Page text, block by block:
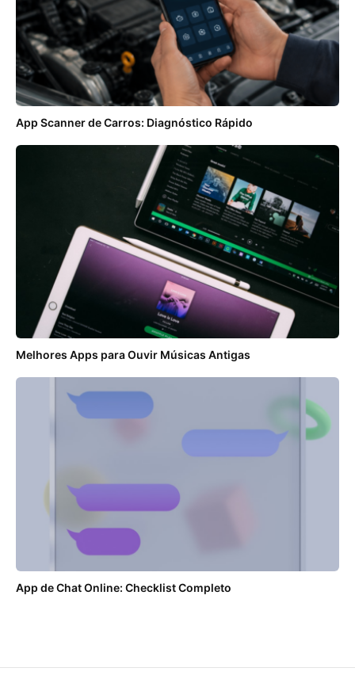
App Scanner de Carros: Diagnóstico Rápido
Melhores Apps para Ouvir Músicas Antigas
App de Chat Online: Checklist Completo